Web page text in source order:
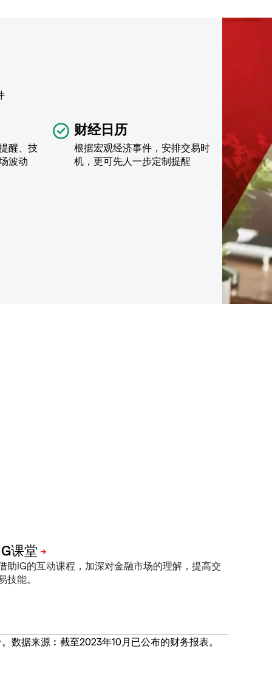
醒、技
波动
财经日历
根据宏观经济事件，安排交易时
机，更可先人一步定制提醒
助IG的互动课程，加深对金融市场的理解，提高交
技能。
数据来源︰截至2023年10月已公布的财务报表。